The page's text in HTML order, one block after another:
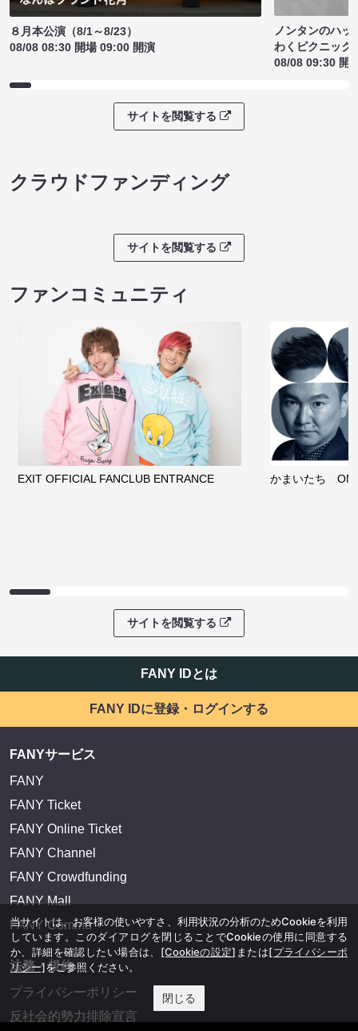
８月本公演（8/1～8/23）
08/08 08:30 開場 09:00 開演
ノンタンのハッ
わくピクニック
08/08 09:30 開
サイトを閲覧する
クラウドファンディング
サイトを閲覧する
ファンコミュニティ
EXIT OFFICIAL FANCLUB ENTRANCE かまいたち
サイトを閲覧する
FANY IDとは
FANY IDに登録・ログインする
FANYサービス
FANY
FANY Ticket
FANY Online Ticket
FANY Channel
FANY Crowdfunding
FANY Mall
FANY Commu
法務・規約
プライバシーポリシー
反社会的勢力排除宣言
当サイトは、お客様の使いやすさ、利用状況の分析のためCookieを利用
しています。このダイアログを閉じることでCookieの使用に同意する
か、詳細を確認したい場合は、 [Cookieの設定] または[プライバシーポ
リシー]をご参照ください。
閉じる